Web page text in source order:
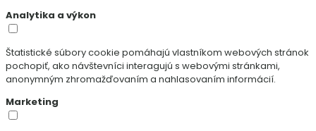
Analytika a výkon
Štatistické súbory cookie pomáhajú vlastníkom webových stránok
pochopiť, ako návštevníci interagujú s webovými stránkami,
anonymným zhromažďovaním a nahlasovaním informácií.
Marketing